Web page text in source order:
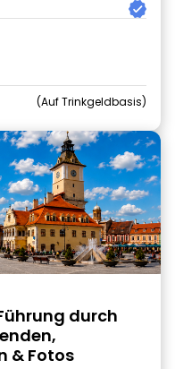
Auf Trinkgeldbasis
durch
& Fotos